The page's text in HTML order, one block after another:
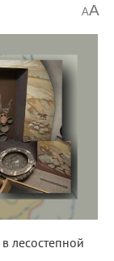
AA
лесостепной